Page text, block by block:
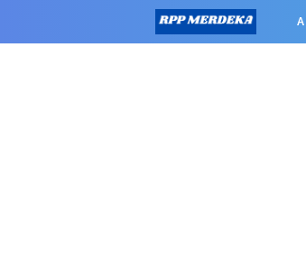
window.googletag = window.googletag ||
0').addService(googletag.pubads());